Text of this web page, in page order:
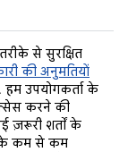
से सुरक्षित
की अनुमतियों
उपयोगकर्ता के
करने की
ज़रूरी शर्तों के
के कम से कम